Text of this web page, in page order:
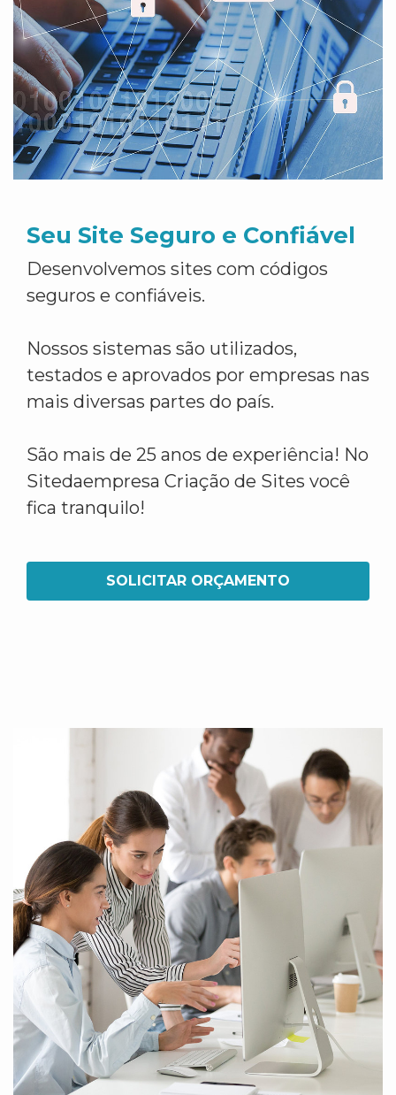
Seu Site Seguro e Confiável
Desenvolvemos sites com códigos
seguros e confiáveis.
Nossos sistemas são utilizados,
testados e aprovados por empresas nas
mais diversas partes do país.
São mais de 25 anos de experiência! No
Sitedaempresa Criação de Sites você
fica tranquilo!
SOLICITAR ORÇAMENTO